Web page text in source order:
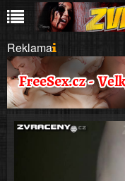
Reklama